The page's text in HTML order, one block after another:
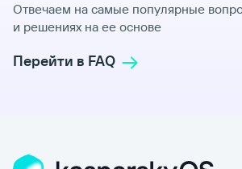
Отвечаем на самые популярные
и решениях на ее основе
Перейти в FAQ